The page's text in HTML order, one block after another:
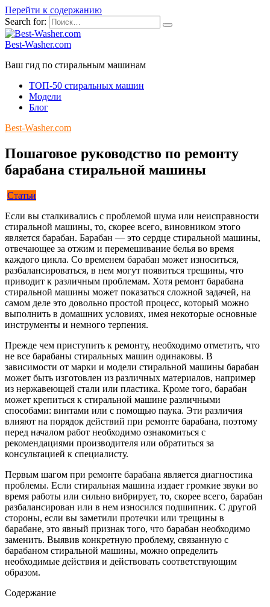
Перейти к содержанию
Search for:
Best-Washer.com
Ваш гид по стиральным машинам
ТОП-50 стиральных машин
Модели
Блог
Best-Washer.com
Пошаговое руководство по ремонту
барабана стиральной машины
Статьи
Если вы сталкивались с проблемой шума или неисправности
стиральной машины, то, скорее всего, виновником этого
является барабан. Барабан — это сердце стиральной машины,
отвечающее за отжим и перемешивание белья во время
каждого цикла. Со временем барабан может износиться,
разбалансироваться, в нем могут появиться трещины, что
приводит к различным проблемам. Хотя ремонт барабана
стиральной машины может показаться сложной задачей, на
самом деле это довольно простой процесс, который можно
выполнить в домашних условиях, имея некоторые основные
инструменты и немного терпения.
Прежде чем приступить к ремонту, необходимо отметить, что
не все барабаны стиральных машин одинаковы. В
зависимости от марки и модели стиральной машины барабан
может быть изготовлен из различных материалов, например
из нержавеющей стали или пластика. Кроме того, барабан
может крепиться к стиральной машине различными
способами: винтами или с помощью паука. Эти различия
влияют на порядок действий при ремонте барабана, поэтому
перед началом работ необходимо ознакомиться с
рекомендациями производителя или обратиться за
консультацией к специалисту.
Первым шагом при ремонте барабана является диагностика
проблемы. Если стиральная машина издает громкие звуки во
время работы или сильно вибрирует, то, скорее всего, барабан
разбалансирован или в нем износился подшипник. С другой
стороны, если вы заметили протечки или трещины в
барабане, это явный признак того, что барабан необходимо
заменить. Выявив конкретную проблему, связанную с
барабаном стиральной машины, можно определить
необходимые действия и действовать соответствующим
образом.
Содержание